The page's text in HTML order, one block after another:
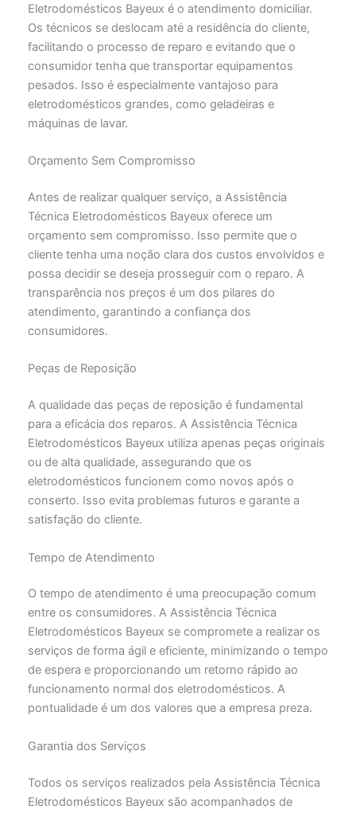
Eletrodomésticos Bayeux é o atendimento domiciliar.
Os técnicos se deslocam até a residência do cliente,
facilitando o processo de reparo e evitando que o
consumidor tenha que transportar equipamentos
pesados. Isso é especialmente vantajoso para
eletrodomésticos grandes, como geladeiras e
máquinas de lavar.
Orçamento Sem Compromisso
Antes de realizar qualquer serviço, a Assistência
Técnica Eletrodomésticos Bayeux oferece um
orçamento sem compromisso. Isso permite que o
cliente tenha uma noção clara dos custos envolvidos e
possa decidir se deseja prosseguir com o reparo. A
transparência nos preços é um dos pilares do
atendimento, garantindo a confiança dos
consumidores.
Peças de Reposição
A qualidade das peças de reposição é fundamental
para a eficácia dos reparos. A Assistência Técnica
Eletrodomésticos Bayeux utiliza apenas peças originais
ou de alta qualidade, assegurando que os
eletrodomésticos funcionem como novos após o
conserto. Isso evita problemas futuros e garante a
satisfação do cliente.
Tempo de Atendimento
O tempo de atendimento é uma preocupação comum
entre os consumidores. A Assistência Técnica
Eletrodomésticos Bayeux se compromete a realizar os
serviços de forma ágil e eficiente, minimizando o tempo
de espera e proporcionando um retorno rápido ao
funcionamento normal dos eletrodomésticos. A
pontualidade é um dos valores que a empresa preza.
Garantia dos Serviços
Todos os serviços realizados pela Assistência Técnica
Eletrodomésticos Bayeux são acompanhados de